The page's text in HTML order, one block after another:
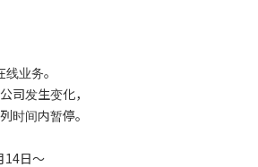
业务。
司发生变化，
时间内暂停。
14日～